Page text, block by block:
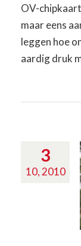
OV-
maar eens
leggen hoe
aardig druk
3
10, 2010